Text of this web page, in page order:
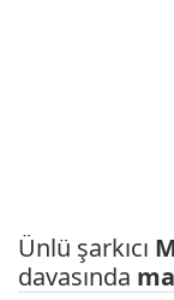
Ünlü şarkıcı
davasında